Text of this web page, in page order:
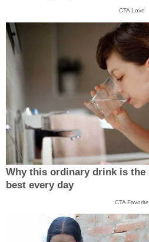
CTA Love
Why this ordinary drink is
best every day
CTA Favorite